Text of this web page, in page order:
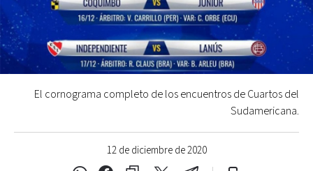
12 de diciembre de 2020
El cornograma completo de los encuentros de Cuartos del
Sudamericana.